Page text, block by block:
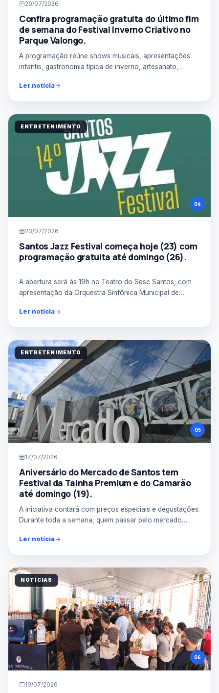
29/07/2026
Confira programação gratuita do último fim
de semana do Festival Inverno Criativo no
Parque Valongo.
A programação reúne shows musicais, apresentações
infantis, gastronomia típica de inverno, artesanato,
Ler notícia
ENTRETENIMENTO
04
23/07/2026
Santos Jazz Festival começa hoje (23) com
programação gratuita até domingo (26).
A abertura será às 19h no Teatro do Sesc Santos, com
apresentação da Orquestra Sinfônica Municipal de
Ler notícia
ENTRETENIMENTO
05
17/07/2026
Aniversário do Mercado de Santos tem
Festival da Tainha Premium e do Camarão
até domingo (19).
A iniciativa contará com preços especiais e degustações.
Durante toda a semana, quem passar pelo mercado
Ler notícia
NOTÍCIAS
06
10/07/2026